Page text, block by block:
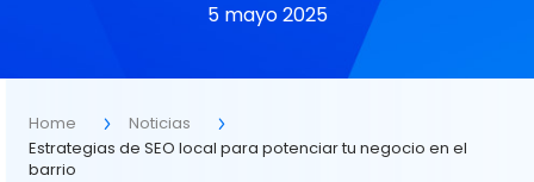
5 mayo 2025
Home
Noticias
Estrategias de SEO local para potenciar tu negocio en el
barrio